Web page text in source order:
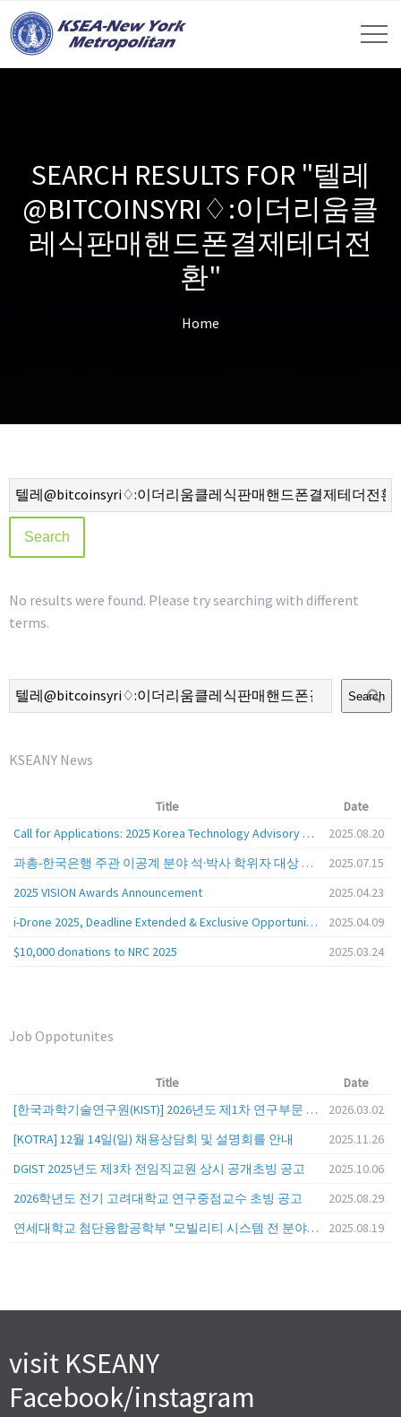
SEARCH RESULTS FOR "텔레
@BITCOINSYRI♢:이더리움클
레식판매핸드폰결제테더전
환"
Home
No results were found. Please try searching with different
terms.
Search
KSEANY News
Title
Date
Call for Applications: 2025 Korea Technology Advisory Group (K-TAG)
2025.08.20
과총-한국은행 주관 이공계 분야 석·박사 학위자 대상 서베이
2025.07.15
2025 VISION Awards Announcement
2025.04.23
i-Drone 2025, Deadline Extended & Exclusive Opportunity to Travel to Korea!
2025.04.09
$10,000 donations to NRC 2025
2025.03.24
Job Oppotunites
Title
Date
[한국과학기술연구원(KIST)] 2026년도 제1차 연구부문 공개채용 안내
2026.03.02
[KOTRA] 12월 14일(일) 채용상담회 및 설명회를 안내
2025.11.26
DGIST 2025년도 제3차 전임직교원 상시 공개초빙 공고
2025.10.06
2026학년도 전기 고려대학교 연구중점교수 초빙 공고
2025.08.29
연세대학교 첨단융합공학부 "모빌리티 시스템 전 분야" 전임교원 특별채용 (2026년 9월 1일자 임용 예정)
2025.08.19
visit KSEANY
Facebook/instagram